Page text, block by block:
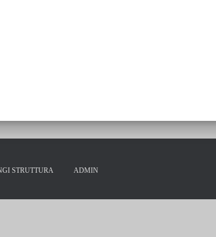
STRUTTURA ADMIN